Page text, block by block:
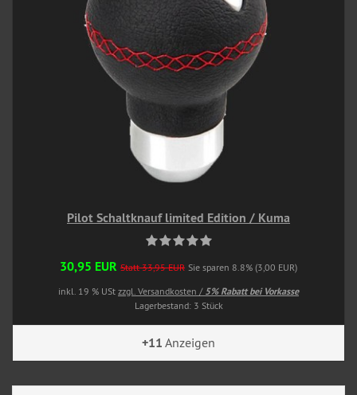
Pilot Schaltknauf limited Edition / Kuma
30,95 EUR Statt 33,95 EUR Sie sparen 8.8% (3,00 EUR)
inkl. 19 % USt zzgl. Versandkosten / 5% Rabatt bei Vorkasse
Lagerbestand: 3 Stück
+11 Anzeigen